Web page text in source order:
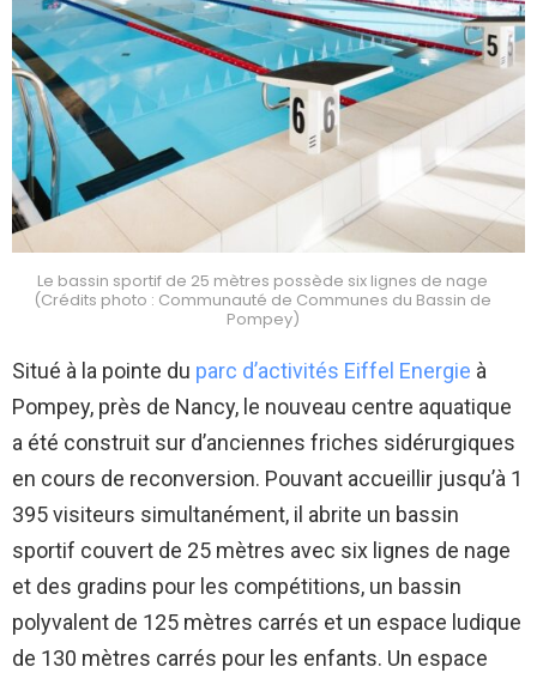
Le bassin sportif de 25 mètres possède six lignes de nage
(Crédits photo : Communauté de Communes du Bassin de
Pompey)
Situé à la pointe du parc d’activités Eiffel Energie à
Pompey, près de Nancy, le nouveau centre aquatique
a été construit sur d’anciennes friches sidérurgiques
en cours de reconversion. Pouvant accueillir jusqu’à 1
395 visiteurs simultanément, il abrite un bassin
sportif couvert de 25 mètres avec six lignes de nage
et des gradins pour les compétitions, un bassin
polyvalent de 125 mètres carrés et un espace ludique
de 130 mètres carrés pour les enfants. Un espace